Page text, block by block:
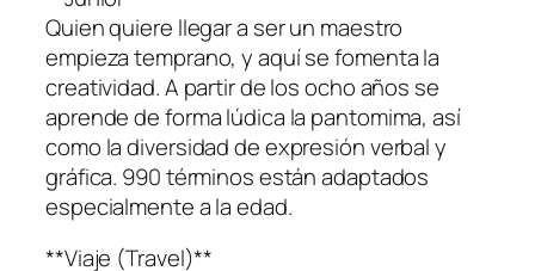
Quien quiere llegar a ser un maestro
empieza temprano, y aquí se fomenta la
creatividad. A partir de los ocho años se
aprende de forma lúdica la pantomima, así
como la diversidad de expresión verbal y
gráfica. 990 términos están adaptados
especialmente a la edad.
**Viaje (Travel)**